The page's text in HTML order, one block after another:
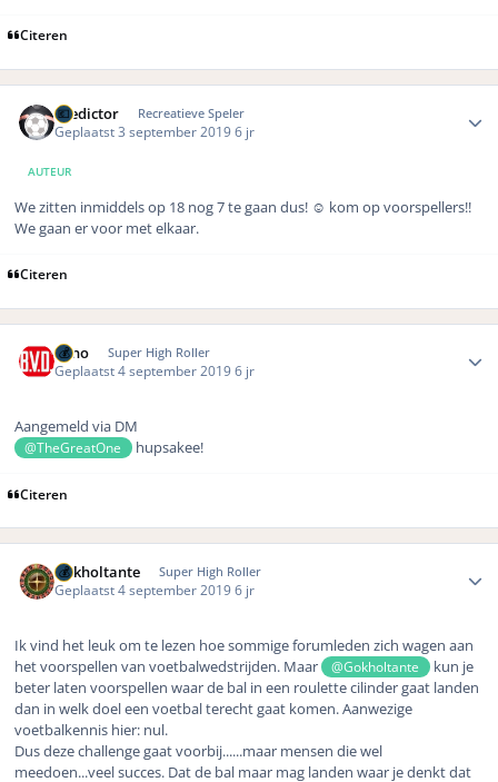
Citeren
Predictor Recreatieve Speler
Geplaatst3 september 20196 jr
AUTEUR
We zitten inmiddels op 18 nog 7 te gaan dus! ☺️ kom op voorspellers!!
We gaan er voor met elkaar.
Citeren
Reno Super High Roller
Geplaatst4 september 20196 jr
Aangemeld via DM
@TheGreatOne hupsakee!
Citeren
Gokholtante Super High Roller
Geplaatst4 september 20196 jr
Ik vind het leuk om te lezen hoe sommige forumleden zich wagen aan
het voorspellen van voetbalwedstrijden. Maar
@Gokholtante
kun je
beter laten voorspellen waar de bal in een roulette cilinder gaat landen
dan in welk doel een voetbal terecht gaat komen. Aanwezige
voetbalkennis hier: nul.
Dus deze challenge gaat voorbij......maar mensen die wel
meedoen...veel succes. Dat de bal maar mag landen waar je denkt dat